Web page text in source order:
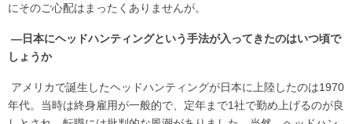
にそのご心配はまったくありませんが。
―日本にヘッドハンティングという手法が入ってきたのはいつ頃で
しょうか
アメリカで誕生したヘッドハンティングが日本に上陸したのは1970
年代。当時は終身雇用が一般的で、定年まで1社で勤め上げるのが良